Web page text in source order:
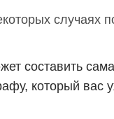
составить
который вас